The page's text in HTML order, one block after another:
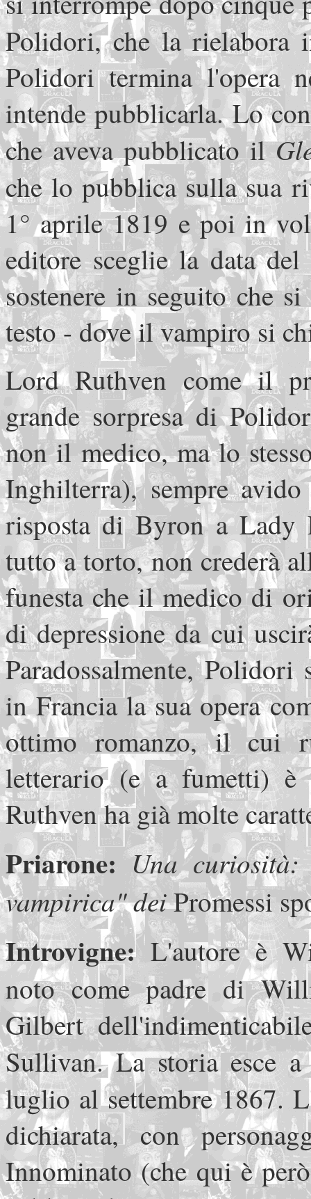
Polidori, che la
Polidori termina l'opera
intende pubblicarla. Lo
che aveva pubblicato il
che lo pubblica sulla sua
1° aprile 1819 e poi in
editore sceglie la data
sostenere in seguito che
testo - dove il vampiro si
Lord Ruthven come il
grande sorpresa di
non il medico, ma lo
Inghilterra), sempre
risposta di Byron a
tutto a torto, non crederà
funesta che il medico di
di depressione da cui
Paradossalmente,
in Francia la sua opera
ottimo romanzo, il cui
letterario (e a fumetti) è
Ruthven ha già molte
Priarone:Una
vampirica" deiPromessi
Introvigne:L'autore è
noto come padre di
Gilbert
Sullivan. La storia esce
luglio al settembre 1867.
dichiarata, con
Innominato (che qui è